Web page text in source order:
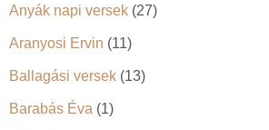
Anyák napi versek (27)
Aranyosi Ervin (11)
Ballagási versek (13)
Barabás Éva (1)